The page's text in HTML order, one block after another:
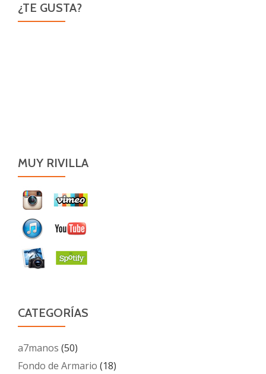
¿TE GUSTA?
MUY RIVILLA
CATEGORÍAS
a7manos (50)
Fondo de Armario (18)